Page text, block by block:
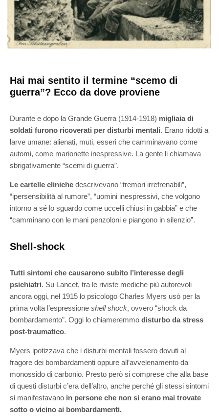
Hai mai sentito il termine “scemo di
guerra”? Ecco da dove proviene
Durante e dopo la Grande Guerra (1914-1918) migliaia di
soldati furono ricoverati per disturbi mentali. Erano ridotti a
larve umane: alienati, muti, esseri che camminavano come
automi, come marionette inespressive. La gente li chiamava
sbrigativamente “scemi di guerra”.
Le cartelle cliniche descrivevano “tremori irrefrenabili”,
“ipersensibilità al rumore”, “uomini inespressivi, che volgono
intorno a sé lo sguardo come uccelli chiusi in gabbia” e che
“camminano con le mani penzoloni e piangono in silenzio”.
Shell-shock
Tutti sintomi che causarono subito l’interesse degli
psichiatri. Su Lancet, tra le riviste mediche più autorevoli
ancora oggi, nel 1915 lo psicologo Charles Myers usò per la
prima volta l’espressione shell shock, ovvero “shock da
bombardamento”. Oggi lo chiameremmo disturbo da stress
post-traumatico.
Myers ipotizzava che i disturbi mentali fossero dovuti al
fragore dei bombardamenti oppure all’avvelenamento da
monossido di carbonio. Presto però si comprese che alla base
di questi disturbi c’era dell’altro, anche perché gli stessi sintomi
si manifestavano in persone che non si erano mai trovate
sotto o vicino ai bombardamenti.